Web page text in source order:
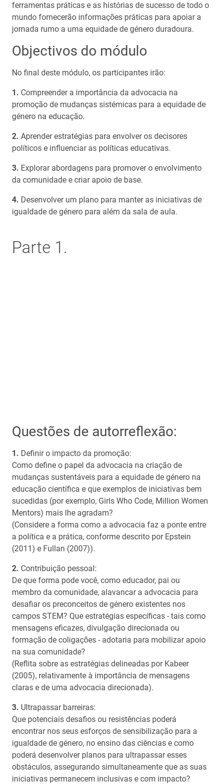
ferramentas práticas e as histórias de sucesso de todo o
mundo fornecerão informações práticas para apoiar a
jornada rumo a uma equidade de género duradoura.
Objectivos do módulo
No final deste módulo, os participantes irão:
Compreender a importância da advocacia na
promoção de mudanças sistémicas para a equidade de
género na educação.
Aprender estratégias para envolver os decisores
políticos e influenciar as políticas educativas.
Explorar abordagens para promover o envolvimento
da comunidade e criar apoio de base.
Desenvolver um plano para manter as iniciativas de
igualdade de género para além da sala de aula.
Parte 1.
Questões de autorreflexão:
Definir o impacto da promoção:
Como define o papel da advocacia na criação de
mudanças sustentáveis para a equidade de género na
educação científica e que exemplos de iniciativas bem
sucedidas (por exemplo, Girls Who Code, Million Women
Mentors) mais lhe agradam?
(Considere a forma como a advocacia faz a ponte entre
a política e a prática, conforme descrito por Epstein
(2011) e Fullan (2007)).
Contribuição pessoal:
De que forma pode você, como educador, pai ou
membro da comunidade, alavancar a advocacia para
desafiar os preconceitos de género existentes nos
campos STEM? Que estratégias específicas - tais como
mensagens eficazes, divulgação direcionada ou
formação de coligações - adotaria para mobilizar apoio
na sua comunidade?
(Reflita sobre as estratégias delineadas por Kabeer
(2005), relativamente à importância de mensagens
claras e de uma advocacia direcionada).
Ultrapassar barreiras:
Que potenciais desafios ou resistências poderá
encontrar nos seus esforços de sensibilização para a
igualdade de género, no ensino das ciências e como
poderá desenvolver planos para ultrapassar esses
obstáculos, assegurando simultaneamente que as suas
iniciativas permanecem inclusivas e com impacto?